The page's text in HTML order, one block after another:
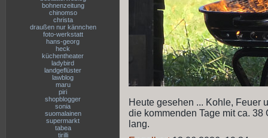
bohnenzeitung
chinomso
christa
draußen nur kännchen
foto-werkstatt
hans-georg
heck
küchentheater
ladybird
landgeflüster
lawblog
maru
piri
shopblogger
sonia
suomalainen
supermarkt
tabea
tirilli
Heute gesehen ... Kohle, Feuer
die kommenden Tage mit ca. 38
lang.